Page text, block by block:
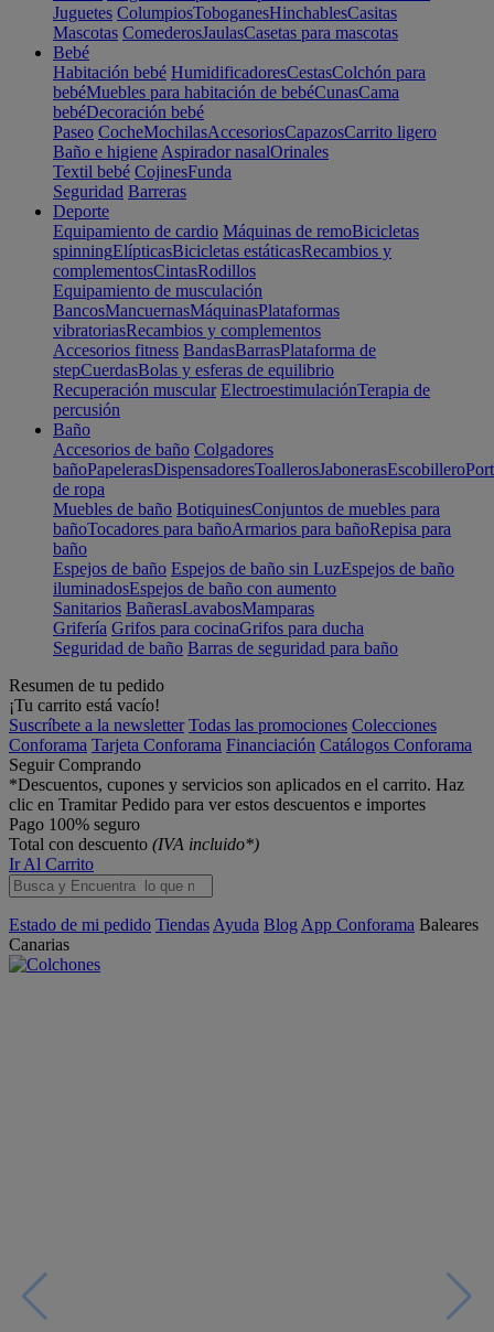
Juguetes ColumpiosToboganesHinchablesCasitas
Mascotas ComederosJaulasCasetas para mascotas
Bebé
Habitación bebé HumidificadoresCestasColchón para
bebéMuebles para habitación de bebéCunasCama
bebéDecoración bebé
Paseo CocheMochilasAccesoriosCapazosCarrito ligero
Baño e higiene Aspirador nasalOrinales
Textil bebé CojinesFunda
Seguridad Barreras
Deporte
Equipamiento de cardio Máquinas de remoBicicletas
spinningElípticasBicicletas estáticasRecambios y
complementosCintasRodillos
Equipamiento de musculación
BancosMancuernasMáquinasPlataformas
vibratoriasRecambios y complementos
Accesorios fitness BandasBarrasPlataforma de
stepCuerdasBolas y esferas de equilibrio
Recuperación muscular ElectroestimulaciónTerapia de
percusión
Baño
Accesorios de baño Colgadores
bañoPapelerasDispensadoresToallerosJabonerasEscobillero
de ropa
Muebles de baño BotiquinesConjuntos de muebles para
bañoTocadores para bañoArmarios para bañoRepisa para
baño
Espejos de baño Espejos de baño sin LuzEspejos de baño
iluminadosEspejos de baño con aumento
Sanitarios BañerasLavabosMamparas
Grifería Grifos para cocinaGrifos para ducha
Seguridad de baño Barras de seguridad para baño
Resumen de tu pedido
¡Tu carrito está vacío!
Suscríbete a la newsletter Todas las promociones Colecciones
Conforama Tarjeta Conforama Financiación Catálogos Conforama
Seguir Comprando
*Descuentos, cupones y servicios son aplicados en el carrito. Haz
clic en Tramitar Pedido para ver estos descuentos e importes
Pago 100% seguro
Total con descuento (IVA incluido*)
Ir Al Carrito
Estado de mi pedido Tiendas Ayuda Blog App Conforama Baleares
Canarias